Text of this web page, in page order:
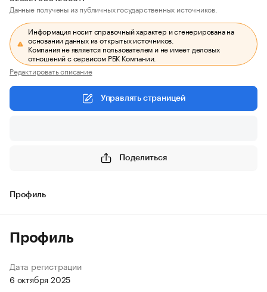
Данные получены из публичных государственных источников.
Информация носит справочный характер и сгенерирована на
основании данных из открытых источников.
Компания не является пользователем и не имеет деловых
отношений с сервисом РБК Компании.
Редактировать описание
Управлять страницей
Поделиться
Профиль
Профиль
Дата регистрации
6 октября 2025